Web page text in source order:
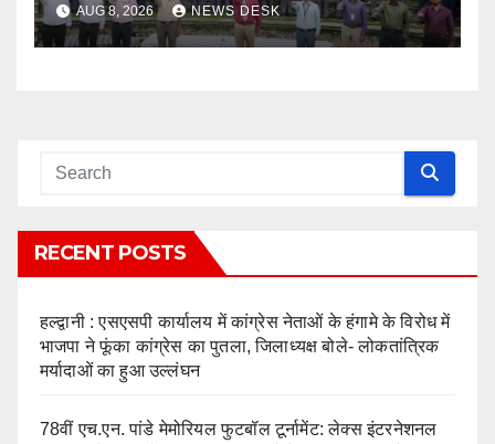
AUG 8, 2026 NEWS DESK
RECENT POSTS
हल्द्वानी : एसएसपी कार्यालय में कांग्रेस नेताओं के हंगामे के विरोध में
भाजपा ने फूंका कांग्रेस का पुतला, जिलाध्यक्ष बोले- लोकतांत्रिक
मर्यादाओं का हुआ उल्लंघन
78वीं एच.एन. पांडे मेमोरियल फुटबॉल टूर्नामेंट: लेक्स इंटरनेशनल